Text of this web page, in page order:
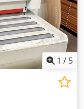
1 / 5